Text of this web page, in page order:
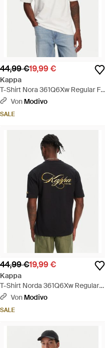
44,99 €19,99 €
Kappa
T-Shirt Nora 361Q6Xw Regular Fit
- Weiß
Von Modivo
SALE
44,99 €19,99 €
Kappa
T-Shirt Norda 361Q6Xw Regular
Fit - Schwarz
Von Modivo
SALE